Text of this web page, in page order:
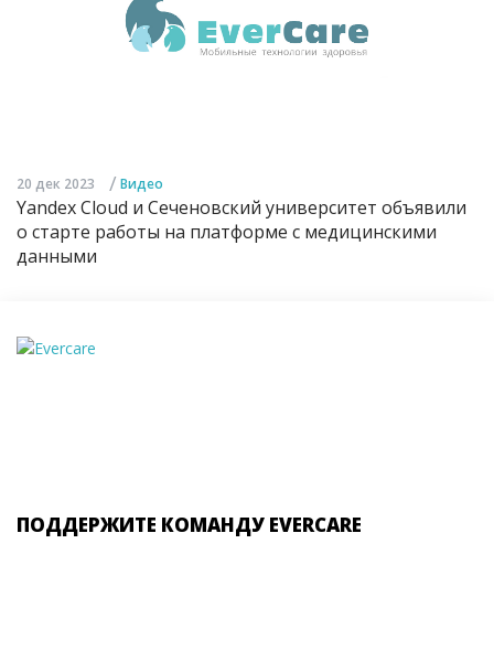
20 дек 2023 / Видео
Yandex Cloud и Сеченовский университет объявили
о старте работы на платформе с медицинскими
данными
ПОДДЕРЖИТЕ КОМАНДУ EVERCARE